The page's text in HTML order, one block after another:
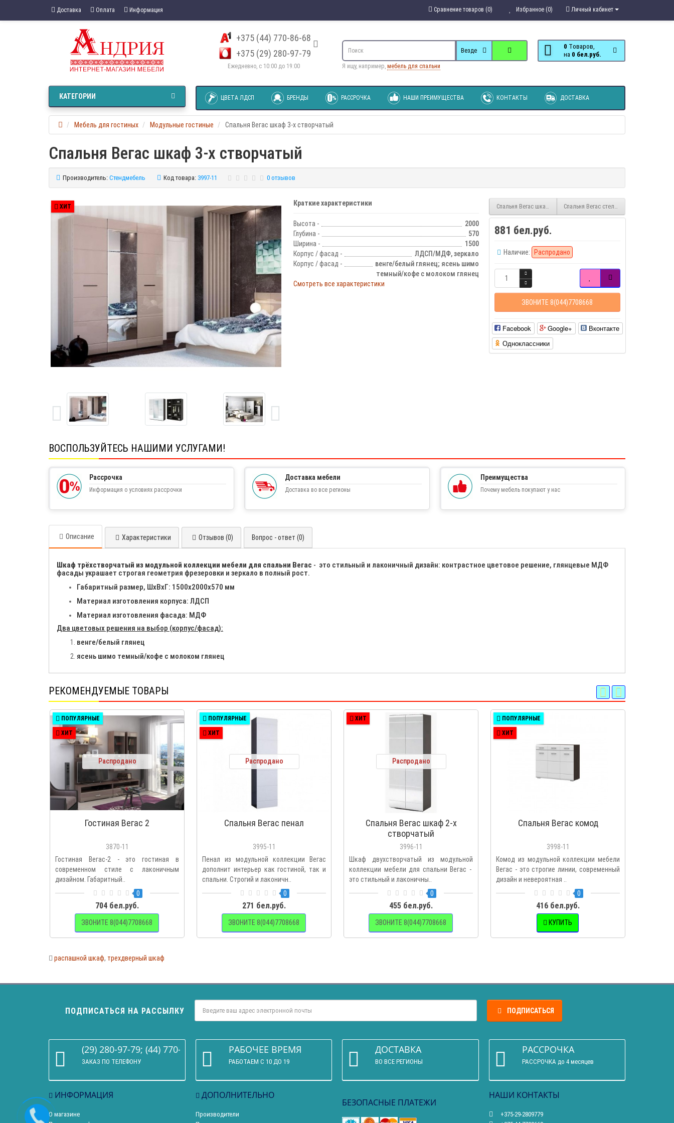
Доставка Оплата Информация Личный кабинет
Избранное (0)
Сравнение товаров (0)
+375 (44) 770-86-68
+375 (29) 280-97-79
Ежедневно, с 10:00 до 19:00
0 Tоваров,
на
0 бел.руб.
Везде
Я ищу, например, мебель для спальни
ЦВЕТА ЛДСП БРЕНДЫ РАССРОЧКА НАШИ ПРЕИМУЩЕСТВА КОНТАКТЫ ДОСТАВКА
КАТЕГОРИИ
Мебель для гостиных Модульные гостиные Спальня Вегас шкаф 3-х створчатый
Спальня Вегас шкаф 3-х створчатый
Производитель: Стендмебель Код товара: 3997-11 0 отзывов
ХИТ Краткие характеристики
Высота -
2000
Глубина -
570
Ширина -
1500
Корпус / фасад -
ЛДСП/МДФ, зеркало
Корпус / фасад -
венге/белый глянец; ясень шимо
темный/кофе с молоком глянец
Смотреть все характеристики
Спальня Вегас шкаф 2-х створчатыйСпальня Вегас стеллаж
881 бел.руб.
Наличие: Распродано
ЗВОНИТЕ 8(044)7708668
Facebook Google+
Вконтакте
Одноклассники
ВОСПОЛЬЗУЙТЕСЬ НАШИМИ УСЛУГАМИ!
Рассрочка
Информация о условиях рассрочки
Доставка мебели
Доставка во все регионы
Преимущества
Почему мебель покупают у нас
Описание Характеристики Отзывов (0) Вопрос - ответ (0)
Шкаф трёхстворчатый из модульной коллекции мебели для спальни Вегас - это стильный и лаконичный дизайн: контрастное цветовое решение, глянцевые МДФ
фасады украшает строгая геометрия фрезеровки и зеркало в полный рост.
Габаритный размер, ШхВхГ: 1500х2000х570 мм
Материал изготовления корпуса: ЛДСП
Материал изготовления фасада: МДФ
Два цветовых решения на выбор (корпус/фасад):
венге/белый глянец
ясень шимо темный/кофе с молоком глянец
РЕКОМЕНДУЕМЫЕ ТОВАРЫ
ПОПУЛЯРНЫЕ
ХИТ
Распродано
Гостиная Вегас 2
3870-11
Гостиная Вегас-2 - это гостиная в
современном стиле с лаконичным
дизайном. Габаритный..
0
704 бел.руб.
ЗВОНИТЕ 8(044)7708668
ПОПУЛЯРНЫЕ
ХИТ
Распродано
Спальня Вегас пенал
3995-11
Пенал из модульной коллекции Вегас
дополнит интерьер как гостиной, так и
спальни. Строгий и лаконичн..
0
271 бел.руб.
ЗВОНИТЕ 8(044)7708668
ХИТ
Распродано
Спальня Вегас шкаф 2-х
створчатый
3996-11
Шкаф двухстворчатый из модульной
коллекции мебели для спальни Вегас -
это стильный и лаконичны..
0
455 бел.руб.
ЗВОНИТЕ 8(044)7708668
ПОПУЛЯРНЫЕ
ХИТ
Спальня Вегас комод
3998-11
Комод из модульной коллекции мебели
Вегас - это строгие линии, современный
дизайн и невероятная ..
0
416 бел.руб.
КУПИТЬ
распашной шкаф, трехдверный шкаф
ПОДПИСАТЬСЯ НА РАССЫЛКУ ПОДПИСАТЬСЯ
(29) 280-97-79; (44) 770-86-68
ЗАКАЗ ПО ТЕЛЕФОНУ
РАБОЧЕЕ ВРЕМЯ
РАБОТАЕМ С 10 ДО 19
ДОСТАВКА
ВО ВСЕ РЕГИОНЫ
РАССРОЧКА
РАССРОЧКА до 4 месяцев
ИНФОРМАЦИЯ
О магазине
ДОПОЛНИТЕЛЬНО
Производители
БЕЗОПАСНЫЕ ПЛАТЕЖИ
НАШИ КОНТАКТЫ
+375-29-2809779